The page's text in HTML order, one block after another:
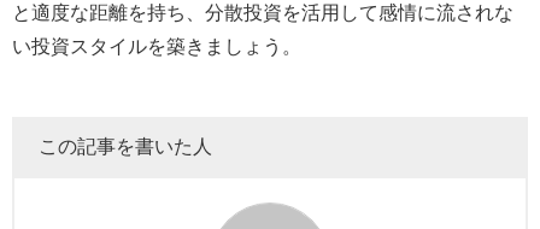
と適度な距離を持ち、分散投資を活用して感情に流されな
い投資スタイルを築きましょう。
この記事を書いた人